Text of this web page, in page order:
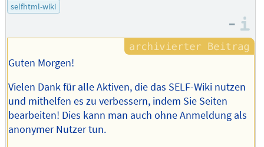
selfhtml-wiki
–
Guten Morgen!
Vielen Dank für alle Aktiven, die das SELF-Wiki nutzen
und mithelfen es zu verbessern, indem Sie Seiten
bearbeiten! Dies kann man auch ohne Anmeldung als
anonymer Nutzer tun.